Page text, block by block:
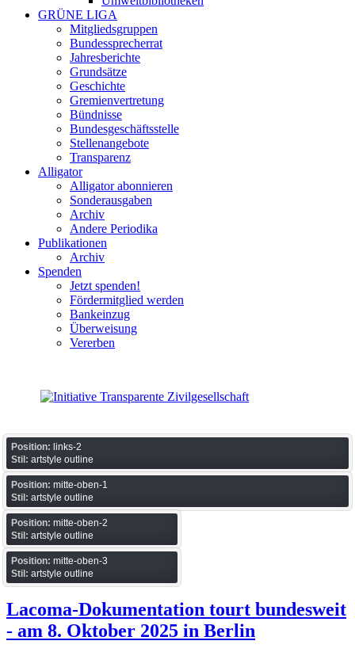
GRÜNE LIGA
Mitgliedsgruppen
Bundessprecherrat
Jahresberichte
Grundsätze
Geschichte
Gremienvertretung
Bündnisse
Bundesgeschäftsstelle
Stellenangebote
Transparenz
Alligator
Alligator abonnieren
Sonderausgaben
Archiv
Andere Periodika
Publikationen
Archiv
Spenden
Jetzt spenden!
Fördermitglied werden
Bankeinzug
Überweisung
Vererben
Position: links-2
Stil: artstyle outline
Position: mitte-oben-1
Stil: artstyle outline
Position: mitte-oben-2
Stil: artstyle outline
Position: mitte-oben-3
Stil: artstyle outline
Lacoma-Dokumentation tourt bundesweit
- am 8. Oktober 2025 in Berlin